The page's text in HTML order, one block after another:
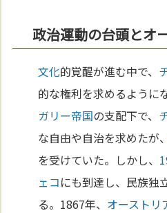
政治運動の台頭とオ
文化的覚醒が進む中で、
的な権利を求めるように
ガリー帝国の支配下で、
な自由や自治を求めたが、
を受けていた。しかし、
ェコにも到達し、民族独
る。1867年、 オーストリ